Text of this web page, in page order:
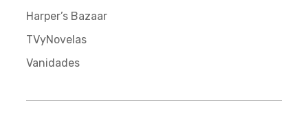
Harper’s Bazaar
TVyNovelas
Vanidades